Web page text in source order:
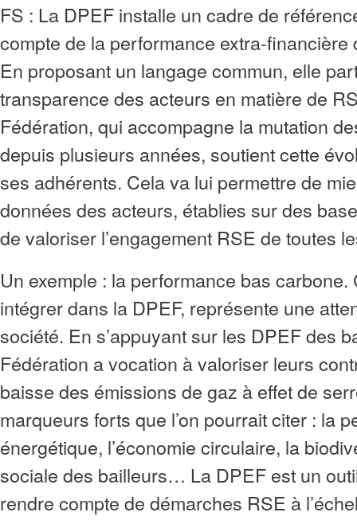
FS : La DPEF installe un cadre de
compte de la performance extra-financière
En proposant un langage commun, elle
transparence des acteurs en matière de
Fédération, qui accompagne la mutation
depuis plusieurs années, soutient cette
ses adhérents. Cela va lui permettre de
données des acteurs, établies sur des
de valoriser l’engagement RSE de toutes
Un exemple : la performance bas carbone.
intégrer dans la DPEF, représente une
société. En s’appuyant sur les DPEF des
Fédération a vocation à valoriser leurs
baisse des émissions de gaz à effet de
marqueurs forts que l’on pourrait citer : la
énergétique, l’économie circulaire, la
sociale des bailleurs… La DPEF est un
rendre compte de démarches RSE à